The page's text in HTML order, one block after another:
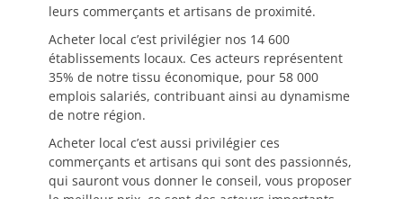
leurs commerçants et artisans de proximité.
Acheter local c’est privilégier nos 14 600
établissements locaux. Ces acteurs représentent
35% de notre tissu économique, pour 58 000
emplois salariés, contribuant ainsi au dynamisme
de notre région.
Acheter local c’est aussi privilégier ces
commerçants et artisans qui sont des passionnés,
qui sauront vous donner le conseil, vous proposer